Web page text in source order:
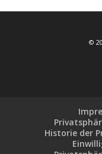
©
Historie der